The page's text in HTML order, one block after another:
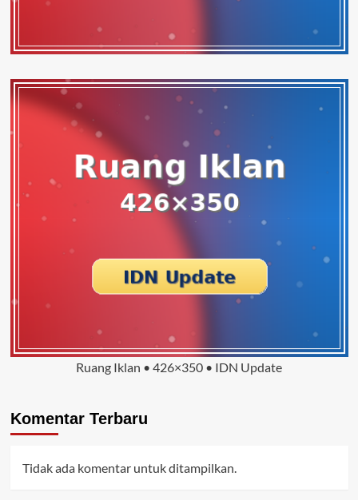
Ruang Iklan • 426×350 • IDN Update
Komentar Terbaru
Tidak ada komentar untuk ditampilkan.